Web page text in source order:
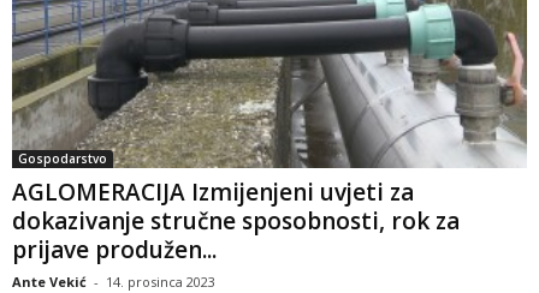
Gospodarstvo
AGLOMERACIJA Izmijenjeni uvjeti za
dokazivanje stručne sposobnosti, rok za
prijave produžen...
Ante Vekić - 14. prosinca 2023